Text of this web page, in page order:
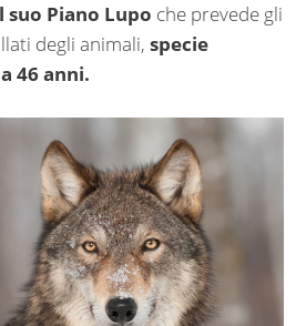
Piano Lupo che prevede gli
degli animali, specie
46 anni.